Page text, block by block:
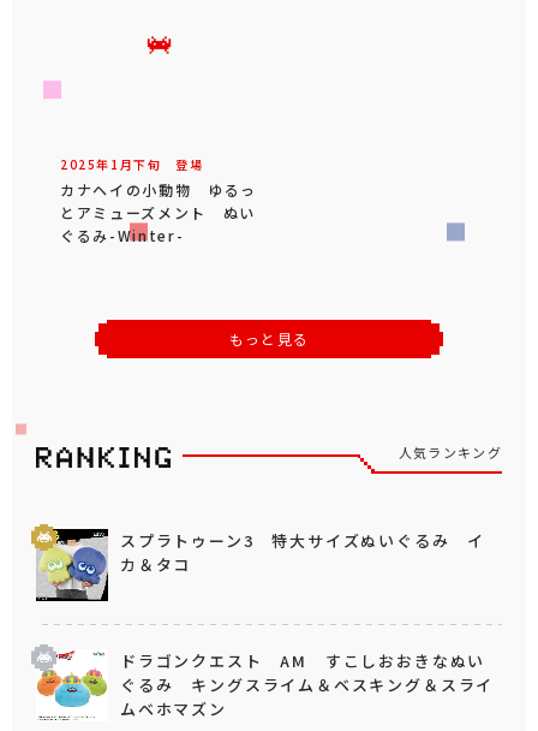
2025年 1 月下旬 登場
カナヘイの小動物 ゆるっ
とアミューズメント ぬい
ぐるみ-Winter-
もっと見る
人気ランキング
スプラトゥーン3 特大サイズぬいぐるみ イ
カ＆タコ
ドラゴンクエスト AM すこしおおきなぬい
ぐるみ キングスライム＆ベスキング＆スライ
ムベホマズン